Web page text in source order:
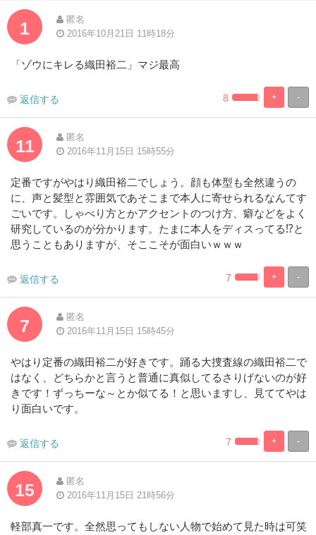
1
匿名
2016年10月21日 11時18分
「ゾウにキレる織田裕二」マジ最高
-
+
8
返信する
11
匿名
2016年11月15日 15時55分
定番ですがやはり織田裕二でしょう。顔も体型も全然違うの
に、声と髪型と雰囲気であそこまで本人に寄せられるなんてす
ごいです。しゃべり方とかアクセントのつけ方、癖などをよく
研究しているのが分かります。たまに本人をディスってる⁉と
思うこともありますが、そここそが面白いｗｗｗ
-
+
7
返信する
7
匿名
2016年11月15日 15時45分
やはり定番の織田裕二が好きです。踊る大捜査線の織田裕二で
はなく、どちらかと言うと普通に真似してるさりげないのが好
きです！ずっちーな～とか似てる！と思いますし、見ててやは
り面白いです。
-
+
7
返信する
15
匿名
2016年11月15日 21時56分
軽部真一です。全然思ってもしない人物で始めて見た時は可笑